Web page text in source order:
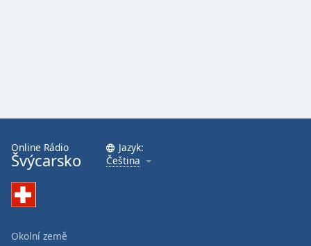
Online Rádio
Švýcarsko
Jazyk:
Čeština
Okolní země